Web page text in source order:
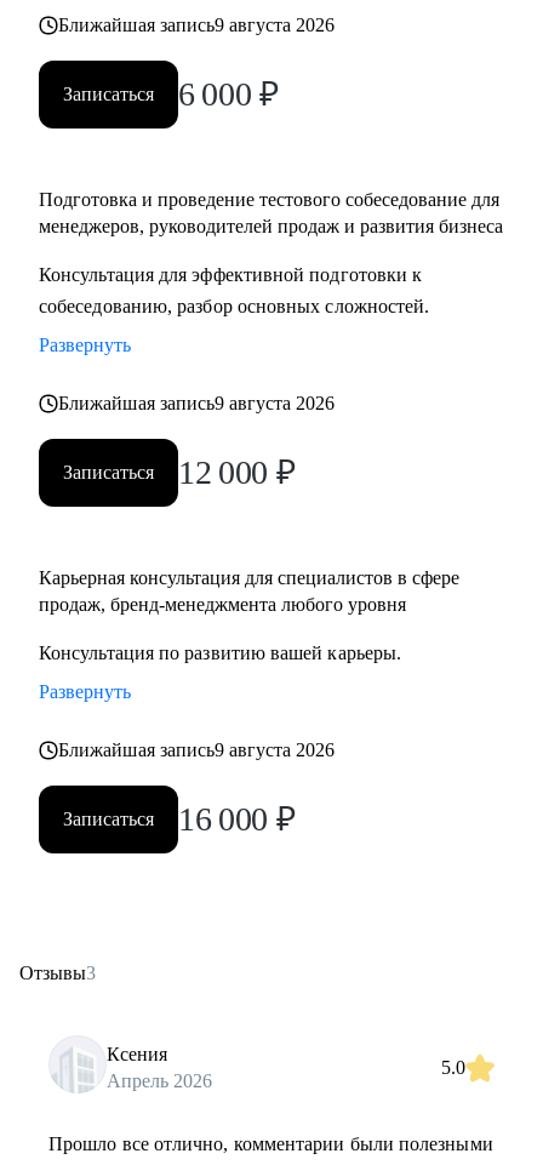
Ближайшая запись9 августа 2026
Записаться 6 000 ₽
Подготовка и проведение тестового собеседование для
менеджеров, руководителей продаж и развития бизнеса
Консультация для эффективной подготовки к
собеседованию, разбор основных сложностей.
Развернуть
Ближайшая запись9 августа 2026
Записаться 12 000 ₽
Карьерная консультация для специалистов в сфере
продаж, бренд-менеджмента любого уровня
Консультация по развитию вашей карьеры.
Развернуть
Ближайшая запись9 августа 2026
Записаться 16 000 ₽
Отзывы3
Ксения
Апрель 2026
5.0
Прошло все отлично, комментарии были полезными